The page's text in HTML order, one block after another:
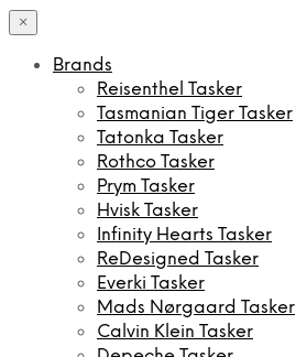
×
Brands
Reisenthel Tasker
Tasmanian Tiger Tasker
Tatonka Tasker
Rothco Tasker
Prym Tasker
Hvisk Tasker
Infinity Hearts Tasker
ReDesigned Tasker
Everki Tasker
Mads Nørgaard Tasker
Calvin Klein Tasker